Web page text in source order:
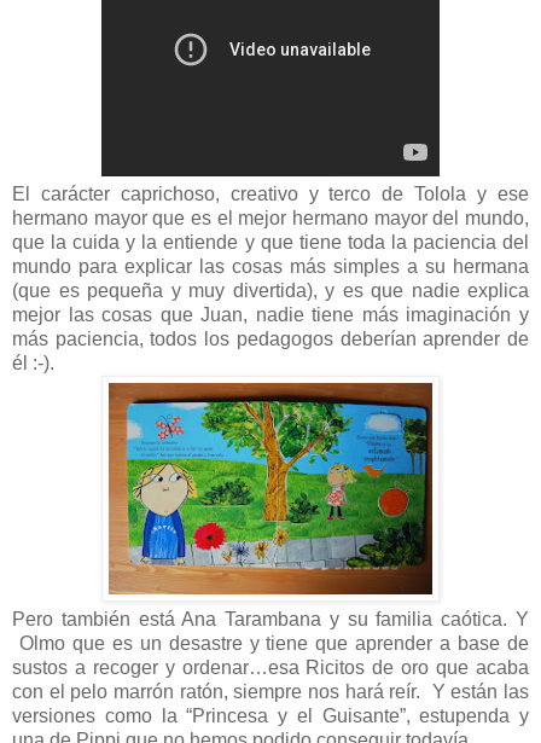
El carácter caprichoso, creativo y terco de Tolola y ese
hermano mayor que es el mejor hermano mayor del mundo,
que la cuida y la entiende y que tiene toda la paciencia del
mundo para explicar las cosas más simples a su hermana
(que es pequeña y muy divertida), y es que nadie explica
mejor las cosas que Juan, nadie tiene más imaginación y
más paciencia, todos los pedagogos deberían aprender de
él :-).
Pero también está Ana Tarambana y su familia caótica. Y
Olmo que es un desastre y tiene que aprender a base de
sustos a recoger y ordenar…esa Ricitos de oro que acaba
con el pelo marrón ratón, siempre nos hará reír. Y están las
versiones como la “Princesa y el Guisante”, estupenda y